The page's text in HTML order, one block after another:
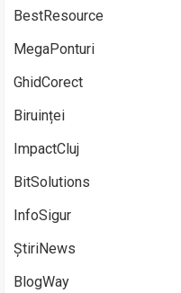
BestResource
MegaPonturi
GhidCorect
Biruinței
ImpactCluj
BitSolutions
InfoSigur
ȘtiriNews
BlogWay